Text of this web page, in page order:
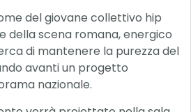
del giovane collettivo hip
della scena romana, energico
di mantenere la purezza del
avanti un progetto
nazionale.